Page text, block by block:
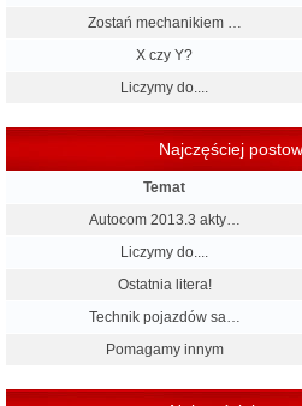
Zostań mechanikiem …
X czy Y?
Liczymy do....
Najczęściej
Temat
Autocom 2013.3 akty…
Liczymy do....
Ostatnia litera!
Technik pojazdów sa…
Pomagamy innym